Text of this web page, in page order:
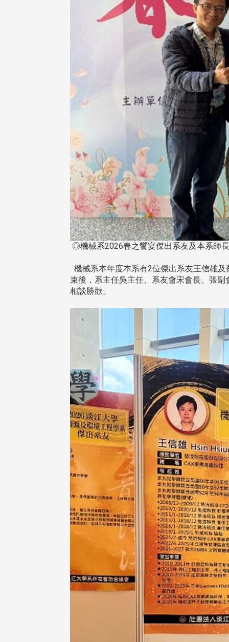
◎機械系2026春之饗宴傑出系友及本系師
機械系本年度本系有2位傑出系友王信雄
束後，系主任吳主任、系友會宋會長、張
相談勝歡。